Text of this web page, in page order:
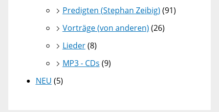
Predigten (Stephan Zeibig) (91)
Vorträge (von anderen) (26)
Lieder(8)
MP3 - CDs (9)
NEU (5)